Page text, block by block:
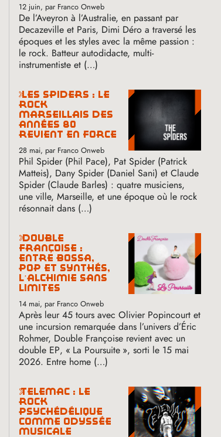
12 juin, par Franco Onweb
De l’Aveyron à l’Australie, en passant par
Decazeville et Paris, Dimi Déro a traversé les
époques et les styles avec la même passion :
le rock. Batteur autodidacte, multi-
instrumentiste et (…)
les spiders : le
rock
marseillais des
années 80
revient en force
28 mai, par Franco Onweb
Phil Spider (Phil Pace), Pat Spider (Patrick
Matteis), Dany Spider (Daniel Sani) et Claude
Spider (Claude Barles) : quatre musiciens,
une ville, Marseille, et une époque où le rock
résonnait dans (…)
double
françoise :
entre bossa,
pop et synthés,
l’alchimie sans
limites
14 mai, par Franco Onweb
Après leur 45 tours avec Olivier Popincourt et
une incursion remarquée dans l’univers d’Éric
Rohmer, Double Françoise revient avec un
double EP, « La Poursuite », sorti le 15 mai
2026. Entre home (…)
telemac : le
rock
psychédélique
comme odyssée
musicale